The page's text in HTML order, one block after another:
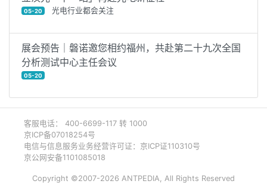
05-20 光电行业都会关注
展会预告｜磐诺邀您相约福州，共赴第二十九次全国
分析测试中心主任会议
05-20
客服电话： 400-6699-117 转 1000
京ICP备07018254号
电信与信息服务业务经营许可证：京ICP证110310号
京公网安备1101085018
Copyright ©2007-2026 ANTPEDIA, All Rights Reserved